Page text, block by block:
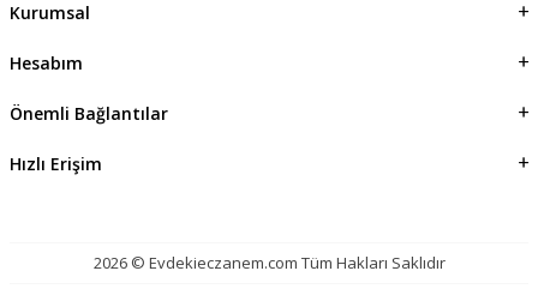
Kurumsal
Hesabım
Önemli Bağlantılar
Hızlı Erişim
2026 © Evdekieczanem.com Tüm Hakları Saklıdır